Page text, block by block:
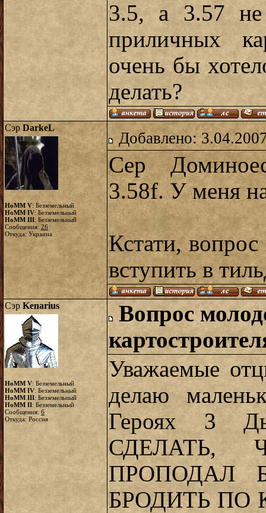
3.5, а 3.57
приличных
очень бы
делать?
Сэр DarkeL
HoMM V: Безземельный
HoMM IV: Безземельный
HoMM III: Безземельный
Сообщения: 26
Откуда: Украина
Добавлено:
Сер
3.58f. У меня
Кстати,
вступить в
Сэр Kenarius
HoMM V: Безземельный
HoMM IV: Безземельный
HoMM III: Безземельный
HoMM II: Безземельный
Сообщения: 6
Откуда: Россия
Вопрос
Уважаемые
делаю
Героях 3
СДЕЛАТЬ,
ПРОПОДАЛ
БРОДИТЬ ПО